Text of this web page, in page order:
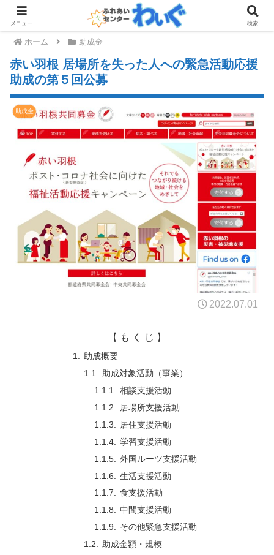
ホーム 助成金
赤い羽根 居場所を失った人への緊急活動応援
助成の第５回公募
助成金
2022.07.01
【 も く じ 】
助成概要
助成対象活動（事業）
相談支援活動
居場所支援活動
居住支援活動
学習支援活動
外国ルーツ支援活動
生活支援活動
食支援活動
中間支援活動
その他緊急支援活動
助成金額・規模
メニュー 検索